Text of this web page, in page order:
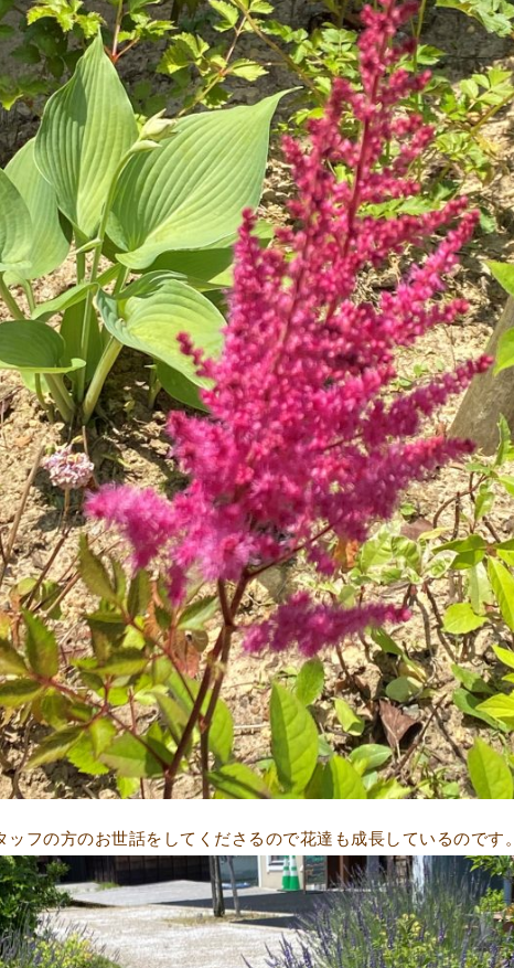
ッフの方のお世話をしてくださるので花達も成長しているのです。